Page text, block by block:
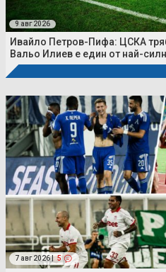
9 авг 2026
Ивайло Петров-Пифа: ЦСКА
Вальо Илиев е един от най-
7 авг 2026 | 5